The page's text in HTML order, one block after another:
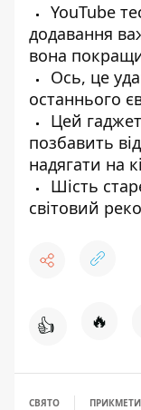
YouTube
додавання
вона
Ось, це
останнього
Цей
позбавить
надягати на
Шість
світовий
👍 🔥
СВЯТО